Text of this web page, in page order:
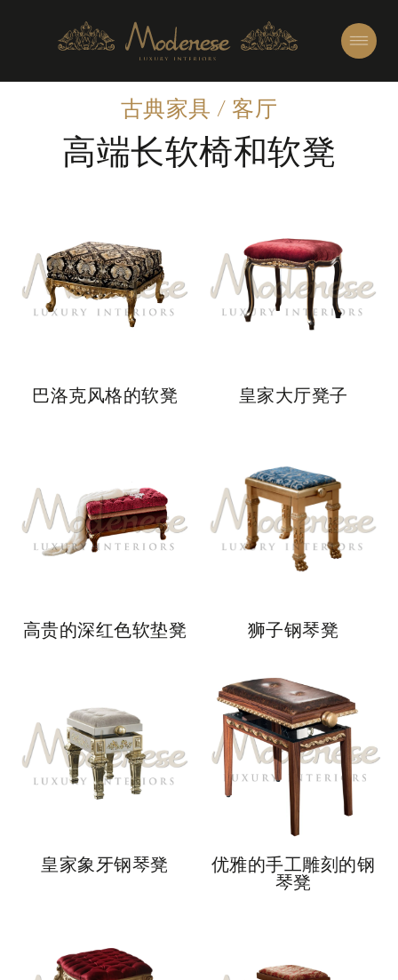
古典家具 / 客厅
高端长软椅和软凳
巴洛克风格的软凳 皇家大厅凳子
高贵的深红色软垫凳 狮子钢琴凳
皇家象牙钢琴凳
优雅的手工雕刻的钢
琴凳